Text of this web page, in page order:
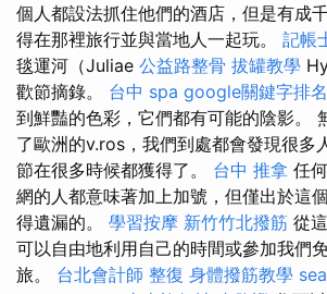
個人都設法抓住他們的酒店，但是有成
得在那裡旅行並與當地人一起玩。 記帳
毯運河（Juliae 公益路整骨 拔罐教學
歡節摘錄。 台中 spa google關鍵字排名
到鮮豔的色彩，它們都有可能的陰影。
了歐洲的v.ros，我們到處都會發現很多
節在很多時候都獲得了。 台中 推拿 任
網的人都意味著加上加號，但僅出於這
得遺漏的。 學習按摩 新竹竹北撥筋 從
可以自由地利用自己的時間或參加我們
旅。 台北會計師 整復 身體撥筋教學